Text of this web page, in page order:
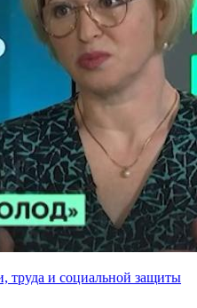
труда и социальной защиты